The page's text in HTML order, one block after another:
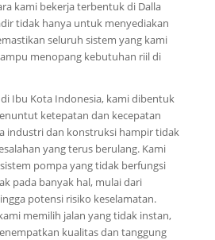
kami bekerja terbentuk di Dalla
tidak hanya untuk menyediakan
seluruh sistem yang kami
menopang kebutuhan riil di
Ibu Kota Indonesia, kami dibentuk
ketepatan dan kecepatan
industri dan konstruksi hampir tidak
yang terus berulang. Kami
pompa yang tidak berfungsi
pada banyak hal, mulai dari
potensi risiko keselamatan.
memilih jalan yang tidak instan,
kualitas dan tanggung